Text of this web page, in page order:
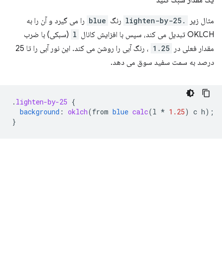
مثال زیر .lighten-by-25 رنگ blue را می گیرد و آن را به
OKLCH تبدیل می کند، سپس با افزایش کانال
l (سبکی) با ضرب
مقدار فعلی در
1.25
، رنگ آبی را روشن می کند. این نور آبی را تا 25
درصد به سمت سفید سوق می دهد.
. lighten-by-25 {
background : oklch(from blue calc(l * 1.25) c h);
}